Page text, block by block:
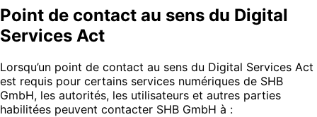
Point de contact au sens du Digital
Services Act
Lorsqu’un point de contact au sens du Digital Services Act
est requis pour certains services numériques de SHB
GmbH, les autorités, les utilisateurs et autres parties
habilitées peuvent contacter SHB GmbH à :